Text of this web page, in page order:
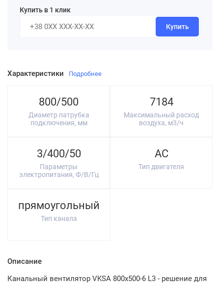
Характеристики Подробнее
800/500
Диаметр патрубка
подключения, мм
7184
Максимальный расход
воздуха, м3/ч
3/400/50
Параметры
электропитания, Ф/В/Гц
AC
Тип двигателя
прямоугольный
Тип канала
Описание
Канальный вентилятор VKSA 800x500-6 L3 - решение для
Купить в 1 клик
Купить